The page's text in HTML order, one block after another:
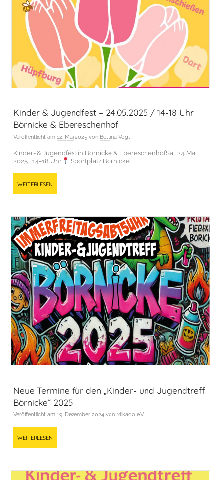
Heimatorten
Havelland
engagieren
und
beteiligen
Kinder & Jugendfest – 24.05.2025 / 14-18 Uhr
Börnicke & Ebereschenhof
Veröffentlicht am12. Mai 2025 von Bettina Vogt
Kinder- & Jugendfest in Börnicke & EbereschenhofSa., 24. Mai
2025 | 14–18 Uhr
Sportplatz Börnicke
Weiterlesen
Neue Termine für den „Kinder- und Jugendtreff
Börnicke“ 2025
Veröffentlicht am19. Dezember 2024 von Mikado e.V.
Weiterlesen